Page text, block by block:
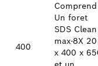
400
Un foret
SDS Clean
max-8X 20
x 400 x